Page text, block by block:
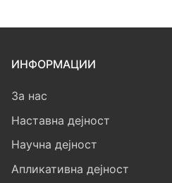
ИНФОРМАЦИИ
За нас
Наставна дејност
Научна дејност
Апликативна дејност